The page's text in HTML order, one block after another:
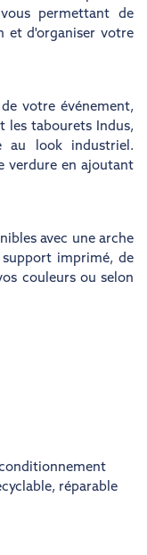
permettant de
et d'organiser votre
votre événement,
les tabourets Indus,
au look industriel.
verdure en ajoutant
avec une arche
imprimé, de
couleurs ou selon
, réparable